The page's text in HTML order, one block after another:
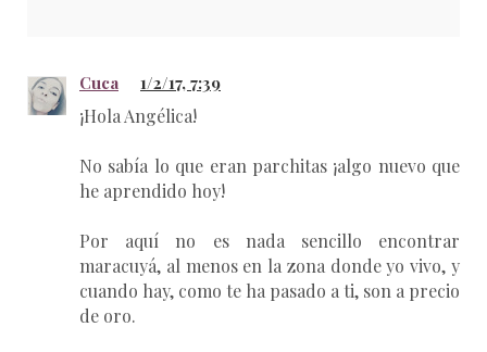
Cuca 1/2/17, 7:39
¡Hola Angélica!
No sabía lo que eran parchitas ¡algo nuevo que
he aprendido hoy!
Por aquí no es nada sencillo encontrar
maracuyá, al menos en la zona donde yo vivo, y
cuando hay, como te ha pasado a ti, son a precio
de oro.